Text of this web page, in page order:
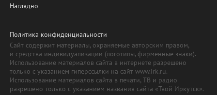
Наглядно
Политика конфиденциальности
Сайт содержит материалы, охраняемые авторским правом,
и средства индивидуализации (логотипы, фирменные знаки).
Использование материалов сайта в интернете разрешено
только с указанием гиперссылки на сайт www.irk.ru.
Использование материалов сайта в печати, ТВ и радио
разрешено только с указанием названия сайта «Твой Иркутск».